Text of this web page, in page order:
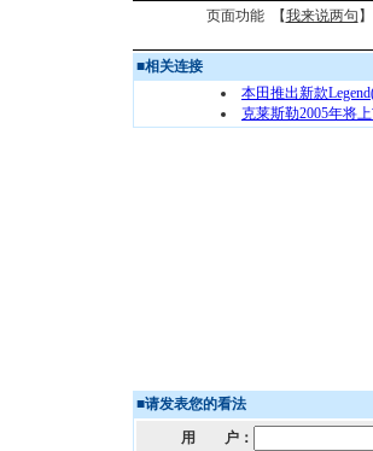
页面功能 【我来说两句
■相关连接
本田推出新款
克莱斯勒2005年将
■请发表您的看法
用 户：